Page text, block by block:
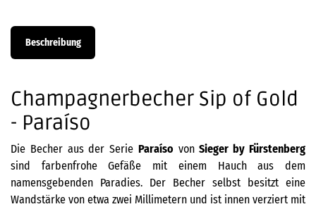
Beschreibung
Champagnerbecher Sip of Gold
- Paraíso
Die Becher aus der Serie Paraíso vonSieger by Fürstenberg
sind farbenfrohe Gefäße mit einem Hauch aus dem
namensgebenden Paradies. Der Becher selbst besitzt eine
Wandstärke von etwa zwei Millimetern und ist innen verziert mit